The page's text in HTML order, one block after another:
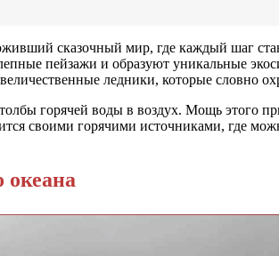
сказочный мир, где каждый шаг
пейзажи и образуют уникальные
ледники, которые словно
горячей воды в воздух. Мощь этого
своими горячими источниками, где
океана